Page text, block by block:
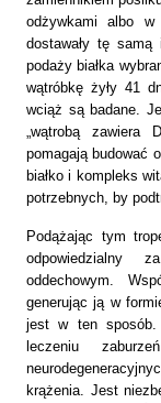
odżywkami albo w
dostawały tę
podaży białka
wątróbkę żyły 41
wciąż są badane.
„wątrobą zawiera
pomagają budować
białko i kompleks
potrzebnych, by
Podążając tym
odpowiedzialny
oddechowym.
generując ją w
jest w ten sposób.
leczeniu
krążenia. Jest